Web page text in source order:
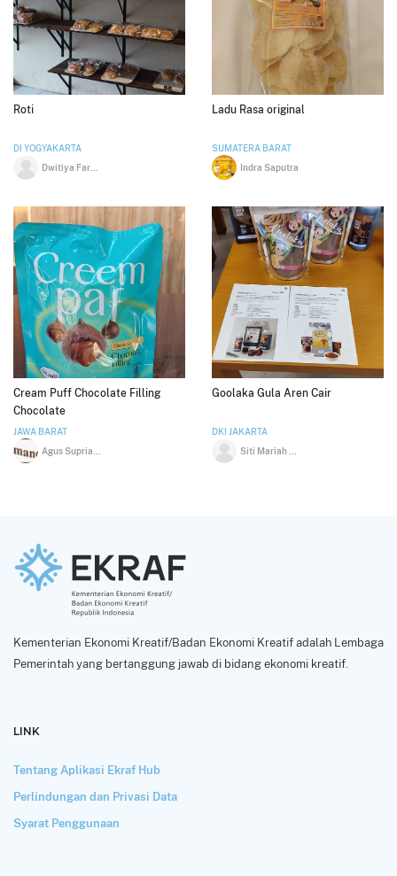
Roti
DI YOGYAKARTA
Ladu Rasa original
SUMATERA BARAT
Indra Saputra
Cream Puff Chocolate Filling
Chocolate
JAWA BARAT
Goolaka Gula Aren Cair
DKI JAKARTA
Kementerian Ekonomi Kreatif/Badan Ekonomi Kreatif adalah Lembaga
Pemerintah yang bertanggung jawab di bidang ekonomi kreatif.
LINK
Tentang Aplikasi Ekraf Hub
Perlindungan dan Privasi Data
Syarat Penggunaan